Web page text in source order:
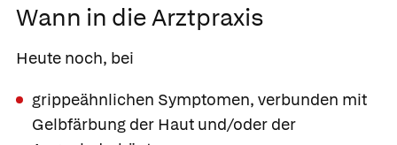
Wann in die Arztpraxis
Heute noch, bei
grippeähnlichen Symptomen, verbunden mit
Gelbfärbung der Haut und/oder der